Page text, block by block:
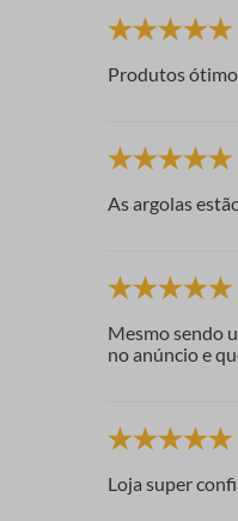
Produtos
As argolas
Mesmo sendo
no anúncio e
Loja super